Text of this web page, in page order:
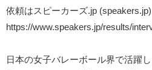
依頼はスピーカーズ.jp (speakers.jp)
https://www.speakers.jp/results/
日本の女子バレーボール界で活躍し